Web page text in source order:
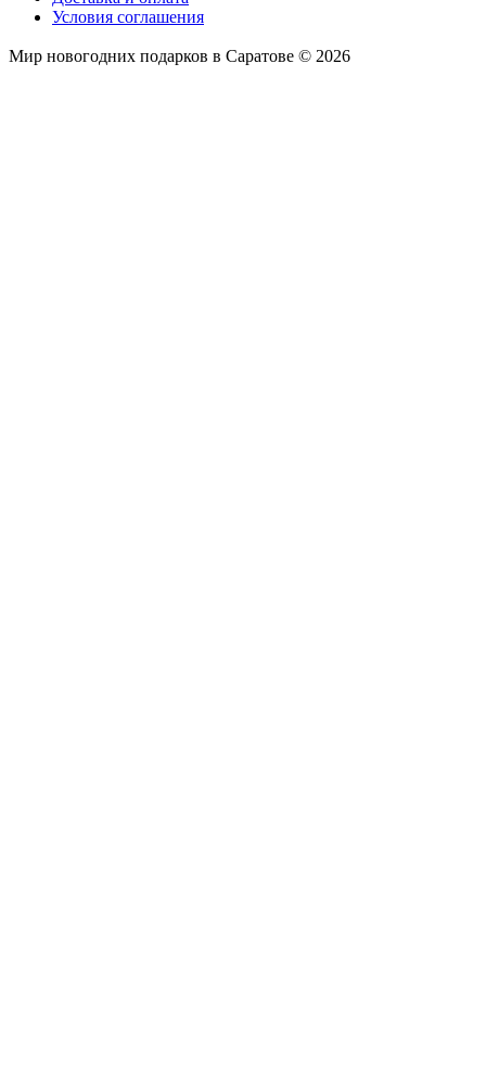
Условия соглашения
Мир новогодних подарков в Саратове © 2026